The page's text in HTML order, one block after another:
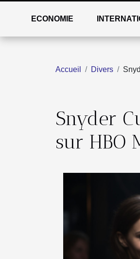
ECONOMIE
Accueil Divers
Snyder
sur HBO